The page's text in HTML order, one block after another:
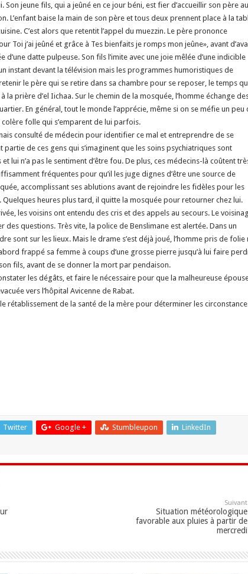
Son jeune fils, qui a jeûné en ce jour béni, est fier d’accueillir son père au
L’enfant baise la main de son père et tous deux prennent place à la
C’est alors que retentit l’appel du muezzin. Le père prononce
Toi j’ai jeûné et grâce à Tes bienfaits je romps mon jeûne», avant
datte pulpeuse. Son fils l’imite avec une joie mêlée d’une indicible
instant devant la télévision mais les programmes humoristiques de
le père qui se retire dans sa chambre pour se reposer, le temps
la prière d’el Iichaa. Sur le chemin de la mosquée, l’homme échange
En général, tout le monde l’apprécie, même si on se méfie un peu
colère folle qui s’emparent de lui parfois.
consulté de médecin pour identifier ce mal et entreprendre de se
de ces gens qui s’imaginent que les soins psychiatriques sont
lui n’a pas le sentiment d’être fou. De plus, ces médecins-là coûtent
fréquentes pour qu’il les juge dignes d’être une source de
accomplissant ses ablutions avant de rejoindre les fidèles pour les
Quelques heures plus tard, il quitte la mosquée pour retourner chez lui.
les voisins ont entendu des cris et des appels au secours. Le
des questions. Très vite, la police de Benslimane est alertée. Dans un
sont sur les lieux. Mais le drame s’est déjà joué, l’homme pris de folie
frappé sa femme à coups d’une grosse pierre jusqu’à lui faire
fils, avant de se donner la mort par pendaison.
les dégâts, et faire le nécessaire pour que la malheureuse
vers l’hôpital Avicenne de Rabat.
rétablissement de la santé de la mère pour déterminer les
Twitter Google + Stumbleupon
LinkedIn
Suivant
Situation météorologique
favorable aux pluies à partir de
mercredi